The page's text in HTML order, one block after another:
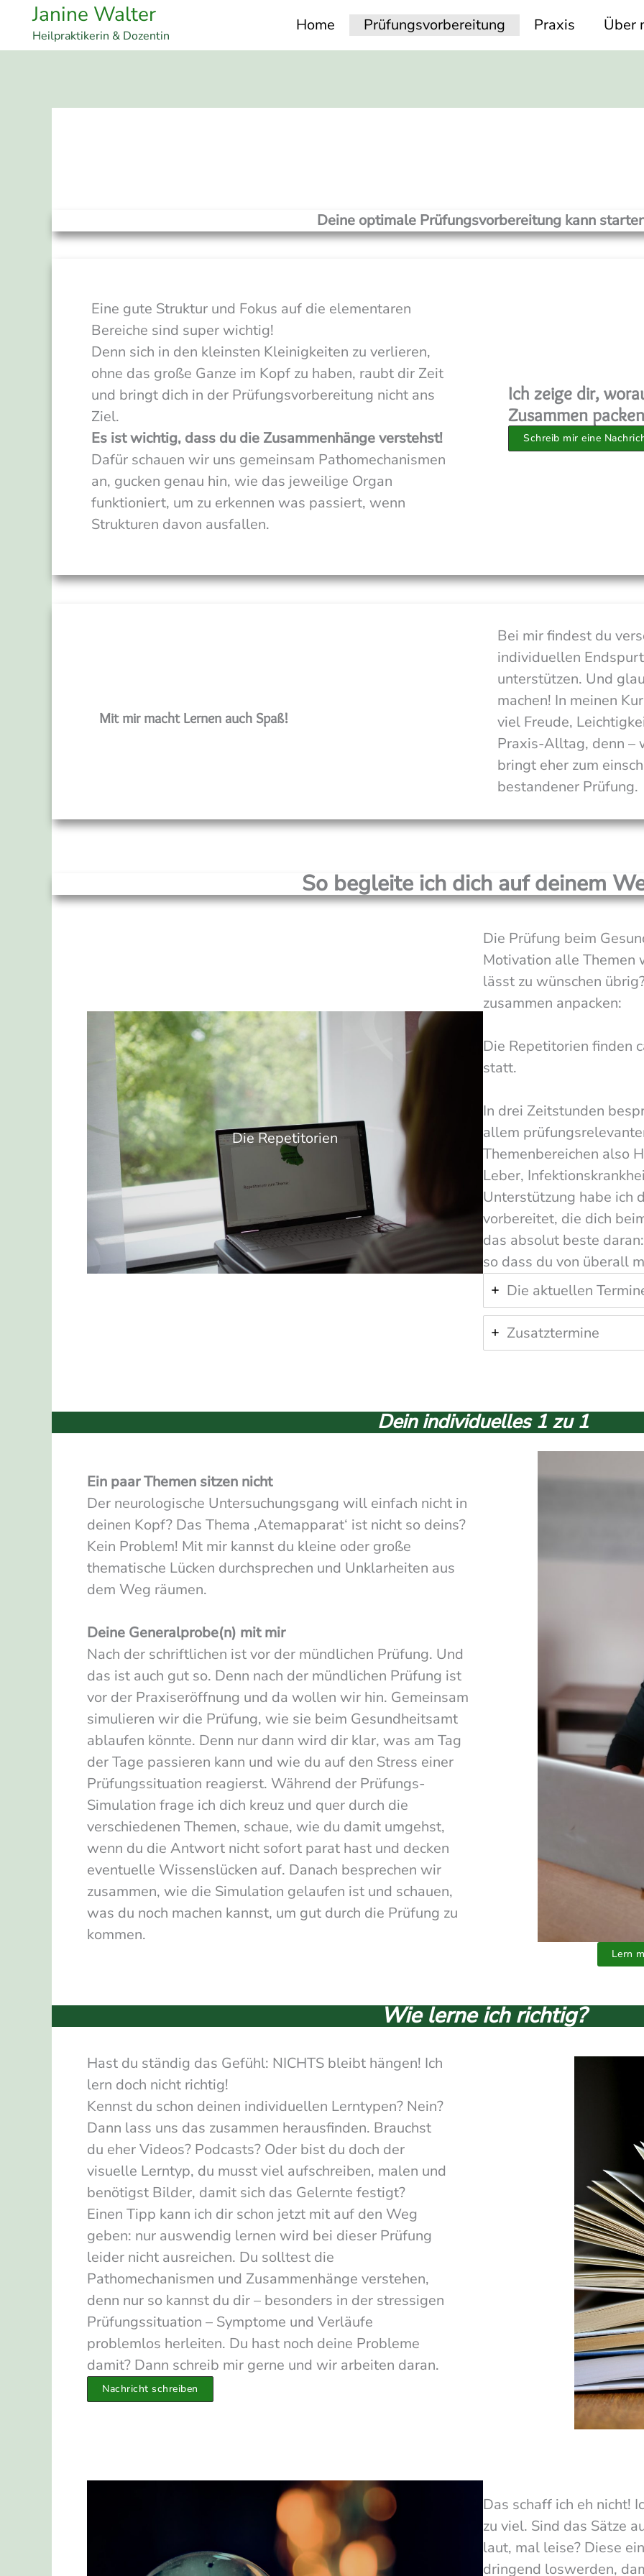
Inhalt
springen
Janine Walter
Heilpraktikerin & Dozentin
Home Prüfungsvorbereitung Praxis Über
Deine optimale Prüfungsvorbereitung kann
Eine gute Struktur und Fokus auf die elementaren
Bereiche sind super wichtig!
Denn sich in den kleinsten Kleinigkeiten zu verlieren,
ohne das große Ganze im Kopf zu haben, raubt dir Zeit
und bringt dich in der Prüfungsvorbereitung nicht ans
Ziel.
Es ist wichtig, dass du die Zusammenhänge verstehst!
Dafür schauen wir uns gemeinsam Pathomechanismen
an, gucken genau hin, wie das jeweilige Organ
funktioniert, um zu erkennen was passiert, wenn
Strukturen davon ausfallen.
Ich zeige dir,
Zusammen
Schreib mir eine
Mit mir macht Lernen auch Spaß!
Bei mir findest du
individuellen
unterstützen. Und
machen! In meinen
viel Freude,
Praxis-Alltag, denn –
bringt eher zum
bestandener Prüfung.
So begleite ich dich auf deinem
Die Repetitorien
Die Prüfung beim
Motivation alle Themen
lässt zu wünschen
zusammen anpacken:
Die Repetitorien finden
statt.
In drei Zeitstunden
allem
Themenbereichen also
Leber,
Unterstützung habe ich
vorbereitet, die dich
das absolut beste
so dass du von überall
Die aktuellen
Zusatztermine
Dein individuelles 1 zu 1
Ein paar Themen sitzen nicht
Der neurologische Untersuchungsgang will einfach nicht in
deinen Kopf? Das Thema ‚Atemapparat‘ ist nicht so deins?
Kein Problem! Mit mir kannst du kleine oder große
thematische Lücken durchsprechen und Unklarheiten aus
dem Weg räumen.
Deine Generalprobe(n) mit mir
Nach der schriftlichen ist vor der mündlichen Prüfung. Und
das ist auch gut so. Denn nach der mündlichen Prüfung ist
vor der Praxiseröffnung und da wollen wir hin. Gemeinsam
simulieren wir die Prüfung, wie sie beim Gesundheitsamt
ablaufen könnte. Denn nur dann wird dir klar, was am Tag
der Tage passieren kann und wie du auf den Stress einer
Prüfungssituation reagierst. Während der Prüfungs-
Simulation frage ich dich kreuz und quer durch die
verschiedenen Themen, schaue, wie du damit umgehst,
wenn du die Antwort nicht sofort parat hast und decken
eventuelle Wissenslücken auf. Danach besprechen wir
zusammen, wie die Simulation gelaufen ist und schauen,
was du noch machen kannst, um gut durch die Prüfung zu
kommen.
Lern
Wie lerne ich richtig?
Hast du ständig das Gefühl: NICHTS bleibt hängen! Ich
lern doch nicht richtig!
Kennst du schon deinen individuellen Lerntypen? Nein?
Dann lass uns das zusammen herausfinden. Brauchst
du eher Videos? Podcasts? Oder bist du doch der
visuelle Lerntyp, du musst viel aufschreiben, malen und
benötigst Bilder, damit sich das Gelernte festigt?
Einen Tipp kann ich dir schon jetzt mit auf den Weg
geben: nur auswendig lernen wird bei dieser Prüfung
leider nicht ausreichen. Du solltest die
Pathomechanismen und Zusammenhänge verstehen,
denn nur so kannst du dir – besonders in der stressigen
Prüfungssituation – Symptome und Verläufe
problemlos herleiten. Du hast noch deine Probleme
damit? Dann schreib mir gerne und wir arbeiten daran.
Nachricht schreiben
Das schaff ich eh nicht!
zu viel. Sind das Sätze
laut, mal leise? Diese
dringend loswerden,